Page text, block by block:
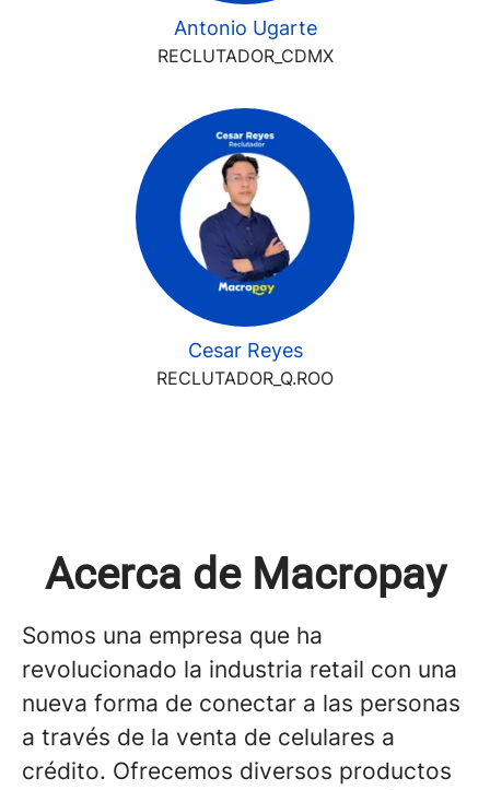
Antonio Ugarte
RECLUTADOR_CDMX
Cesar Reyes
RECLUTADOR_Q.ROO
Acerca de Macropay
Somos una empresa que ha
revolucionado la industria retail con una
nueva forma de conectar a las personas
a través de la venta de celulares a
crédito. Ofrecemos diversos productos